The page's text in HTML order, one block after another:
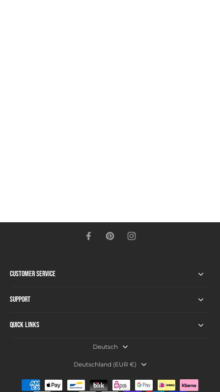
Customer Service
Support
Quick links
Deutsch
Deutschland ‎(EUR €)‎